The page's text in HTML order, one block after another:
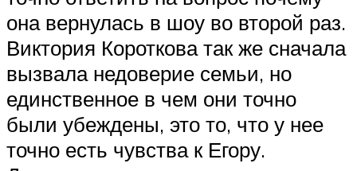
она вернулась в шоу во второй раз.
Виктория Короткова так же сначала
вызвала недоверие семьи, но
единственное в чем они точно
были убеждены, это то, что у нее
точно есть чувства к Егору.